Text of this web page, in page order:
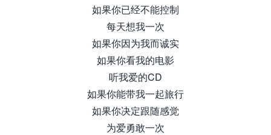
如果你已经不能控制
每天想我一次
如果你因为我而诚实
如果你看我的电影
听我爱的CD
如果你能带我一起旅行
如果你决定跟随感觉
为爱勇敢一次